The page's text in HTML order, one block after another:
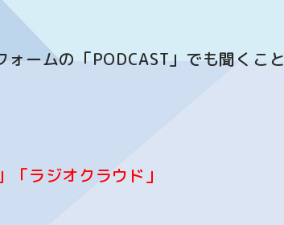
ームの「PODCAST」でも聞くこと
ラジオクラウド」